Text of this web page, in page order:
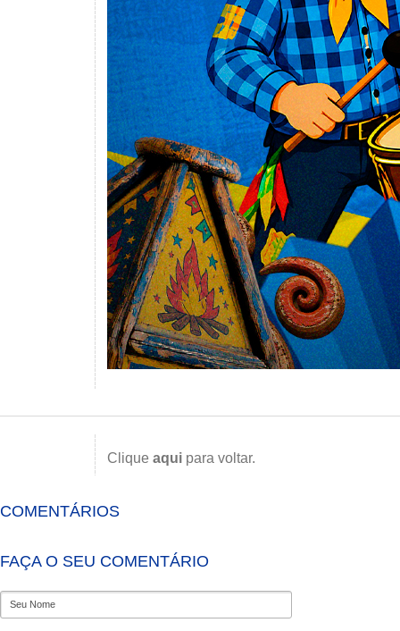
Clique aqui para voltar.
COMENTÁRIOS
FAÇA O SEU COMENTÁRIO